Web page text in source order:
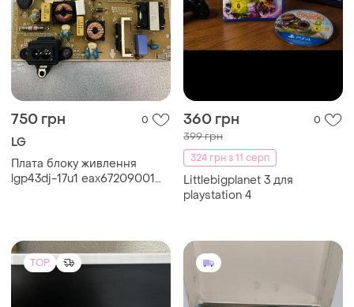
750 грн 0
LG
Плата блоку живлення
lgp43dj-17u1 eax67209001
360 грн 0
399 грн
324 грн з 11 серп
Littlebigplanet 3 для
playstation 4
TOP